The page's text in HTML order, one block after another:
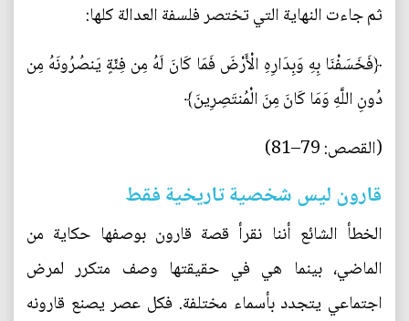
ثم جاءت النهاية التي تختصر فلسفة العدالة كلها:
﴿فَخَسَفْنَا بِهِ وَبِدَارِهِ الْأَرْضَ فَمَا كَانَ لَهُ مِن فِئَةٍ يَنصُرُونَهُ مِن
دُونِ اللَّهِ وَمَا كَانَ مِنَ الْمُنتَصِرِينَ﴾
(القصص: 79–81)
قارون ليس شخصية تاريخية فقط
الخطأ الشائع أننا نقرأ قصة قارون بوصفها حكاية من
الماضي، بينما هي في حقيقتها وصف متكرر لمرض
اجتماعي يتجدد بأسماء مختلفة. فكل عصر يصنع قارونه